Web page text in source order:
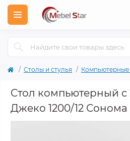
Столы и стулья
Cтол компьютерный с
Джеко 1200/12 Сонома